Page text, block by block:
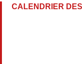
CALENDRIER